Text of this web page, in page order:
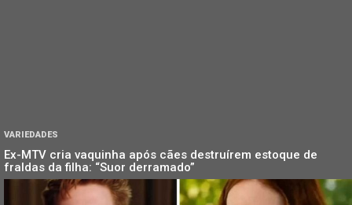
VARIEDADES
Ex-MTV cria vaquinha após cães destruírem estoque de
fraldas da filha: “Suor derramado”